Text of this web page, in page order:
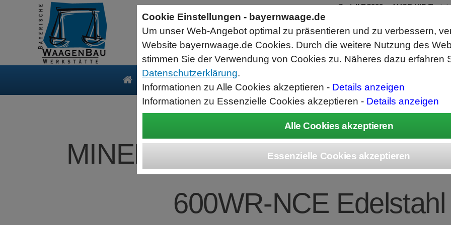
MINEBEA INTEC Combics
600WR-NCE
Produkte Service
Sartorius Feuchtebestimmer MA35
jetzt zum Aktionspreis
Der MA35 ist das Einsteigermodell zur schnellen und
zuverlässigen Bestimmung der Materialfeuchte flüssiger, pastöser
und fester Substanzen mit dem Verfahren der Thermogravimetrie.
Wägebereich: 35 g, Ablesbarkeit: 1 mg
Seriell RS232 auf USB HID
RS232 Daten in Computer
Funktioniert wie eine USB Tastatur,
Verwendet Standard USB Tastatur
Datenbearbeitung vor Ausgabe
Cookie Einstellungen - bayernwaage.de
Um unser Web-Angebot optimal zu präsentieren und zu verbessern,
Website bayernwaage.de Cookies. Durch die weitere Nutzung des
stimmen Sie der Verwendung von Cookies zu. Näheres dazu erfahren
Datenschutzerklärung.
Informationen zu Alle Cookies akzeptieren - Details anzeigen
Informationen zu Essenzielle Cookies akzeptieren - Details anzeigen